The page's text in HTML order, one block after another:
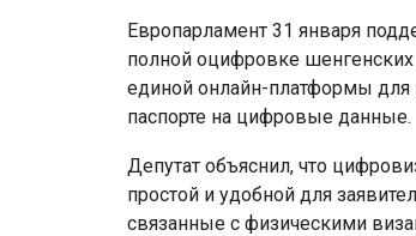
Европарламент 31 января
полной оцифровке шенгенских
единой онлайн-платформы для
паспорте на цифровые данные.
Депутат объяснил, что
простой и удобной для
связанные с физическими